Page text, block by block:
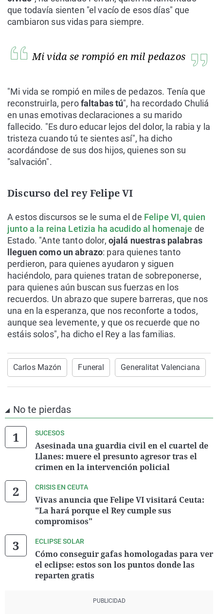
que todavía sienten "el vacío de esos días" que
cambiaron sus vidas para siempre.
Mi vida se rompió en mil pedazos
"Mi vida se rompió en miles de pedazos. Tenía que
reconstruirla, perofaltabas tú", ha recordado Chuliá
en unas emotivas declaraciones a su marido
fallecido. "Es duro educar lejos del dolor, la rabia y la
tristeza cuando tú te sientes así", ha dicho
acordándose de sus dos hijos, quienes son su
"salvación".
Discurso del rey Felipe VI
A estos discursos se le suma el de Felipe VI, quien
junto a la reina Letizia ha acudido al homenaje de
Estado. "Ante tanto dolor, ojalá nuestras palabras
lleguen como un abrazo: para quienes tanto
perdieron, para quienes ayudaron y siguen
haciéndolo, para quienes tratan de sobreponerse,
para quienes aún buscan sus fuerzas en los
recuerdos. Un abrazo que supere barreras, que nos
una en la esperanza, que nos reconforte a todos,
aunque sea levemente, y que os recuerde que no
estáis solos", ha dicho el Rey a las familias.
Carlos Mazón Funeral Generalitat Valenciana
No te pierdas
SUCESOS
Asesinada una guardia civil en el cuartel de
Llanes: muere el presunto agresor tras el
crimen en la intervención policial
CRISIS EN CEUTA
Vivas anuncia que Felipe VI visitará Ceuta:
"La hará porque el Rey cumple sus
compromisos"
ECLIPSE SOLAR
Cómo conseguir gafas homologadas para ver
el eclipse: estos son los puntos donde las
reparten gratis